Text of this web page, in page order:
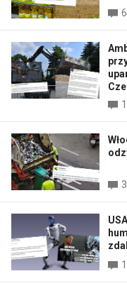
6
3